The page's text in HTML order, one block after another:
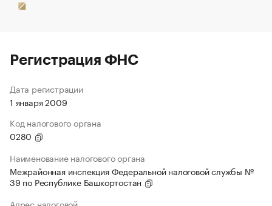
Регистрация ФНС
Дата регистрации
1 января 2009
Код налогового органа
0280
Наименование налогового органа
Межрайонная инспекция Федеральной налоговой службы №
39 по Республике Башкортостан